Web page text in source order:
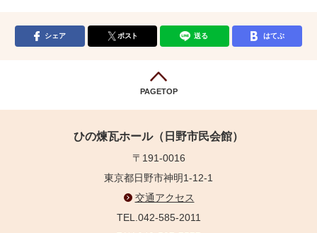
シェア ポスト 送る はてぶ
PAGETOP
ひの煉瓦ホール（日野市民会館）
〒191-0016
東京都日野市神明1-12-1
交通アクセス
TEL.042-585-2011